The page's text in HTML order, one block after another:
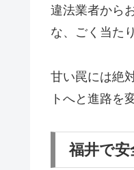
違法業者から
な、ごく当た
甘い罠には絶
トへと進路を
福井で